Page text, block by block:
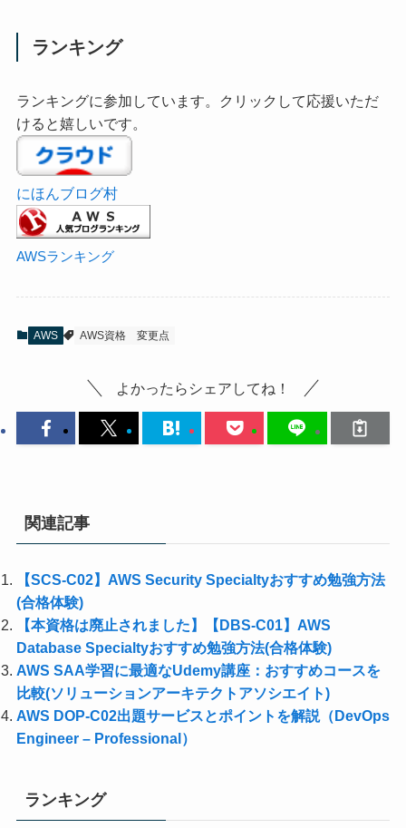
ランキング
ランキングに参加しています。クリックして応援いただ
けると嬉しいです。
にほんブログ村
AWSランキング
AWS AWS資格 変更点
よかったらシェアしてね！
関連記事
【SCS-C02】AWS Security Specialtyおすすめ勉強方法
(合格体験)
【本資格は廃止されました】【DBS-C01】AWS
Database Specialtyおすすめ勉強方法(合格体験)
AWS SAA学習に最適なUdemy講座：おすすめコースを
比較(ソリューションアーキテクトアソシエイト)
AWS DOP-C02出題サービスとポイントを解説（DevOps
Engineer – Professional）
ランキング